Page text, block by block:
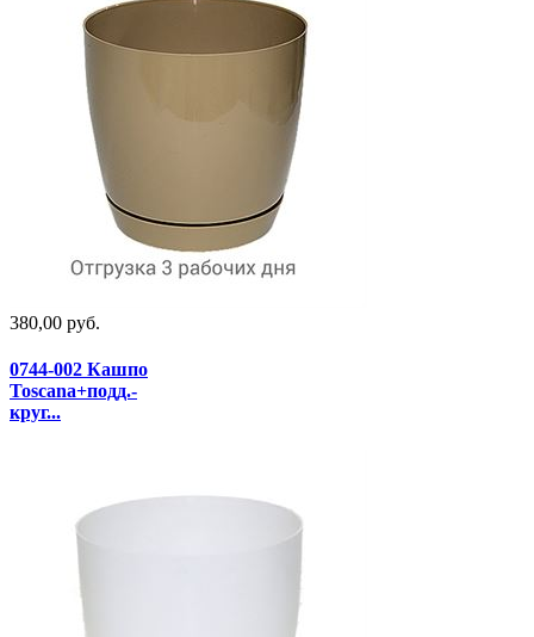
380,00 руб.
0744-002 Кашпо
Toscana+подд.-
круг...